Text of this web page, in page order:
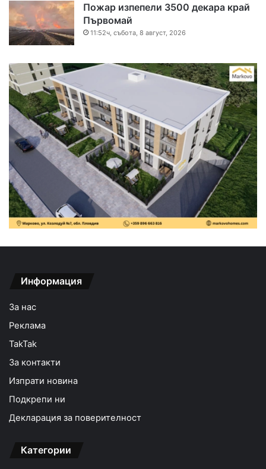
Пожар изпепели 3500 декара край
Първомай
11:52ч, събота, 8 август, 2026
Информация
За нас
Реклама
TakTak
За контакти
Изпрати новина
Подкрепи ни
Декларация за поверителност
Категории